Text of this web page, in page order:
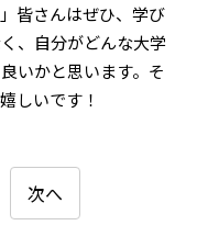
皆さんはぜひ、学び
、自分がどんな大学
いかと思います。そ
しいです！
次へ